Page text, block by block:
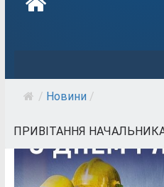
/ Новини /
ПРИВІТАННЯ